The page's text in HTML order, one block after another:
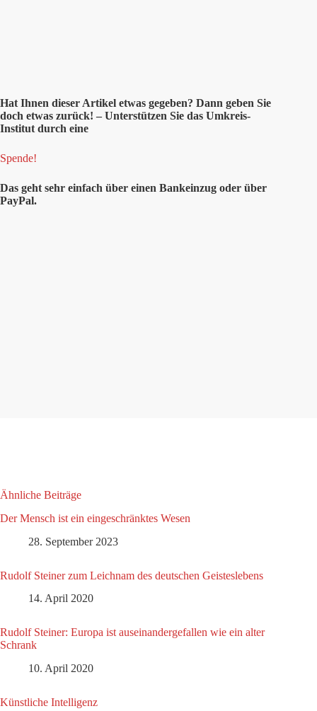
Hat Ihnen dieser Artikel etwas gegeben? Dann geben Sie
doch etwas zurück! – Unterstützen Sie das Umkreis-
Institut durch eine
Spende!
Das geht sehr einfach über einen Bankeinzug oder über
PayPal.
Ähnliche Beiträge
Der Mensch ist ein eingeschränktes Wesen
28. September 2023
Rudolf Steiner zum Leichnam des deutschen Geisteslebens
14. April 2020
Rudolf Steiner: Europa ist auseinandergefallen wie ein alter
Schrank
10. April 2020
Künstliche Intelligenz